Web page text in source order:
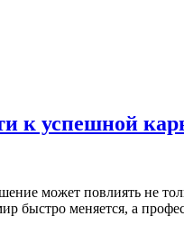
к успешной
может повлиять не
быстро меняется, а